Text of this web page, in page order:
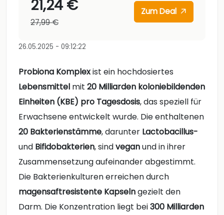
21,24 €
27,99 €
Zum Deal
26.05.2025 - 09:12:22
Probiona Komplexist ein hochdosiertes
Lebensmittel mit 20 Milliarden koloniebildenden
Einheiten (KBE) pro Tagesdosis, das speziell für
Erwachsene entwickelt wurde. Die enthaltenen
20 Bakterienstämme, darunter Lactobacillus-
und Bifidobakterien, sindveganund in ihrer
Zusammensetzung aufeinander abgestimmt.
Die Bakterienkulturen erreichen durch
magensaftresistente Kapselngezielt den
Darm. Die Konzentration liegt bei300 Milliarden